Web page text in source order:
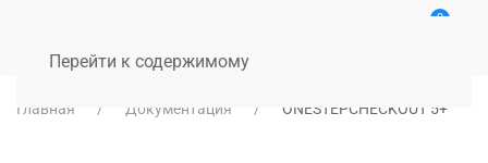
Перейти к содержимому
0
Главная Документация ONESTEPCHECKOUT 5+